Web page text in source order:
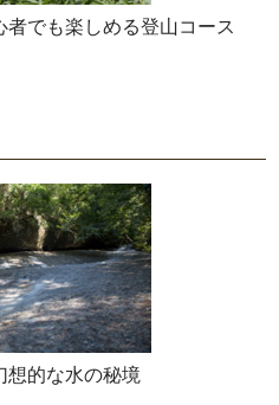
でも楽しめる登山コース
想的な水の秘境